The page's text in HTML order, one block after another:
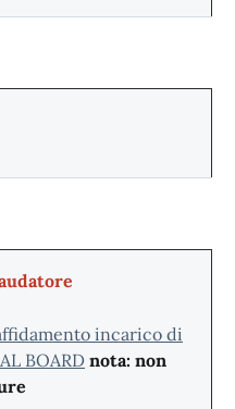
incarico di
BOARD nota: non